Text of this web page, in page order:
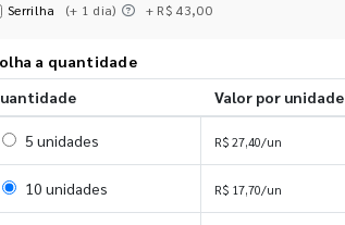
Serrilha (+ 1 dia) + R$ 43,00
a quantidade
Valor por unidade
Selecionar 5 unidades
5 unidades R$ 27,40/un
Selecionar 10 unidades
10 unidades R$ 17,70/un